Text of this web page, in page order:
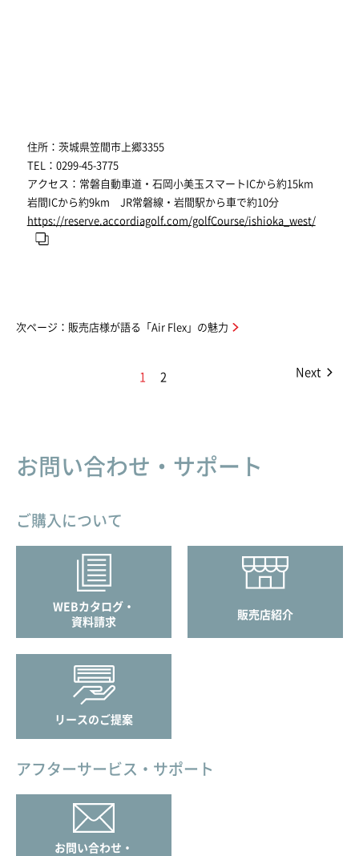
住所：茨城県笠間市上郷3355
TEL：0299-45-3775
アクセス：常磐自動車道・石岡小美玉スマートICから約15km
岩間ICから約9km JR常磐線・岩間駅から車で約10分
https://reserve.accordiagolf.com/golfCourse/ishioka_west/
次ページ：販売店様が語る「Air Flex」の魅力
1 2 Next
お問い合わせ・サポート
ご購入について
WEBカタログ・
資料請求
販売店紹介
リースのご提案
アフターサービス・サポート
お問い合わせ・